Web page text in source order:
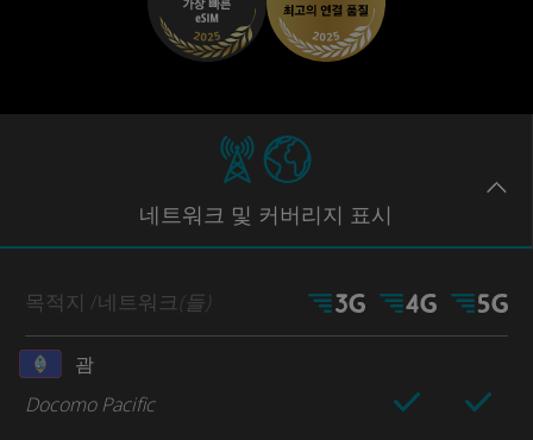
네트워크 및 커버리지 표시
목적지 /네트워크(들)
괌
Docomo Pacific